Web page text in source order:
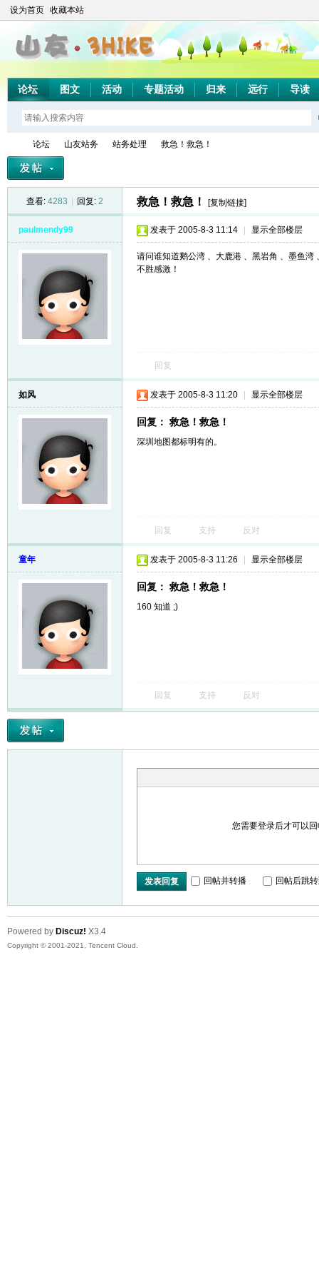
设为首页 收藏本站
论坛 图文 活动 专题活动 归来 远行 导读
论坛
›
山友站务
›
站务处理
›
救急！救急！
查看: 4283 回复: 2 救急！救急！ [复制链接]
paulmendy99 发表于 2005-8-3 11:14 显示全部楼层
请问谁知道鹅公湾 、大鹿港 、黑岩角 、墨鱼
不胜感激！
回复
如风 发表于 2005-8-3 11:20 显示全部楼层
回复： 救急！救急！
深圳地图都标明有的。
回复 支持 反对
童年 发表于 2005-8-3 11:26 显示全部楼层
回复： 救急！救急！
160 知道 ;)
回复 支持 反对
您需要登录后才可以
发表回复 回帖并转播 回帖后跳
Powered by Discuz! X3.4
Copyright © 2001-2021, Tencent Cloud.